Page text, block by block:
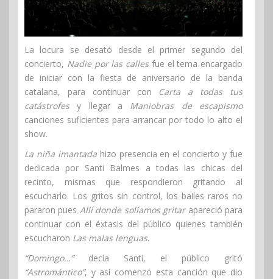
La locura se desató desde el primer segundo del
concierto, Nadie por las callesfue el tema encargado
de iniciar con la fiesta de aniversario de la banda
catalana, para continuar con Carta a todas tus
catástrofesy llegar a Maniobras de escapismo
canciones suficientes para arrancar por todo lo alto el
show.
La niña imantadahizo presencia en el concierto y fue
dedicada por Santi Balmes a todas las chicas del
recinto, mismas que respondieron gritando al
escucharlo. Los gritos sin control, los bailes raros no
pararon pues Allí donde solíamos gritarapareció para
continuar con el éxtasis del público quienes también
escucharon Las malas lenguas.
“Domingo…”decía Santi, el público gritó
“Astromántico”, y así comenzó esta canción que dio